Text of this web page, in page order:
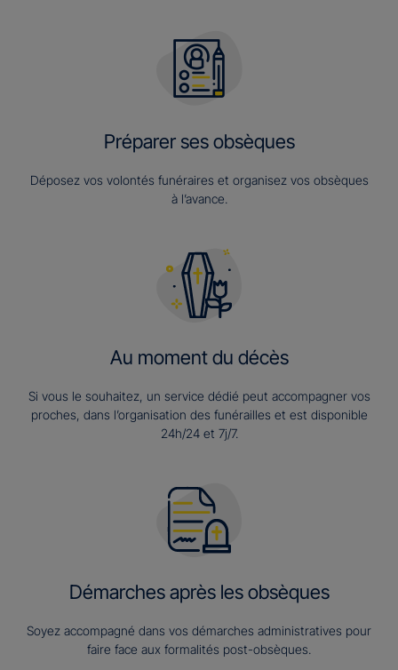
Préparer ses obsèques
Déposez vos volontés funéraires et organisez vos obsèques
à l’avance.
Au moment du décès
Si vous le souhaitez, un service dédié peut accompagner vos
proches, dans l’organisation des funérailles et est disponible
24h/24 et 7j/7.
Démarches après les obsèques
Soyez accompagné dans vos démarches administratives pour
faire face aux formalités post-obsèques.